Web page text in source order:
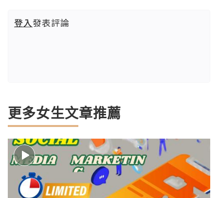
登入發表評論
更多女生文章推薦